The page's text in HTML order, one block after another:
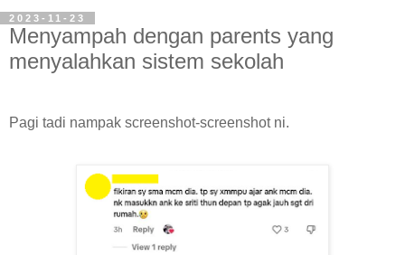
2023-11-23
Menyampah dengan parents yang
menyalahkan sistem sekolah
Pagi tadi nampak screenshot-screenshot ni.